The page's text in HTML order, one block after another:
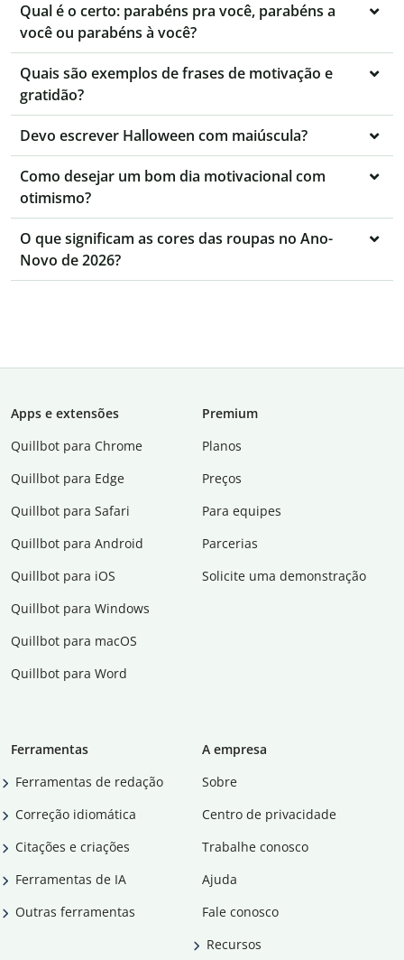
Qual é o certo: parabéns pra você, parabéns a
você ou parabéns à você?
Quais são exemplos de frases de motivação e
gratidão?
Devo escrever Halloween com maiúscula?
Como desejar um bom dia motivacional com
otimismo?
O que significam as cores das roupas no Ano-
Novo de 2026?
Apps e extensões
Quillbot para Chrome
Quillbot para Edge
Quillbot para Safari
Quillbot para Android
Quillbot para iOS
Quillbot para Windows
Quillbot para macOS
Quillbot para Word
Premium
Planos
Preços
Para equipes
Parcerias
Solicite uma demonstração
Ferramentas
Ferramentas de redação
Correção idiomática
Citações e criações
Ferramentas de IA
Outras ferramentas
A empresa
Sobre
Centro de privacidade
Trabalhe conosco
Ajuda
Fale conosco
Recursos